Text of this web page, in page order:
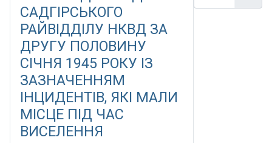
САДГІРСЬКОГО
РАЙВІДДІЛУ НКВД ЗА
ДРУГУ ПОЛОВИНУ
СІЧНЯ 1945 РОКУ ІЗ
ЗАЗНАЧЕННЯМ
ІНЦИДЕНТІВ, ЯКІ МАЛИ
МІСЦЕ ПІД ЧАС
ВИСЕЛЕННЯ